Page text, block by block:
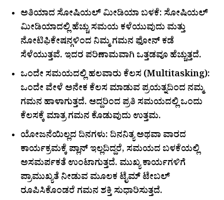
ಅತಿಯಾದ ಸೋಷಿಯಲ್ ಮೀಡಿಯಾ ಬಳಕೆ: ಸೋಷಿಯಲ್
ಮೀಡಿಯಾದಲ್ಲಿ ಹೆಚ್ಚು ಸಮಯ ಕಳೆಯುವುದು ಮತ್ತು
ನೋಟಿಫಿಕೇಷನ್ಗಳಿಂದ ನಿಮ್ಮ ಗಮನ ಫೋನ್ ಕಡೆ
ಸೆಳೆಯುತ್ತವೆ. ಇದರ ಪರಿಣಾಮವಾಗಿ ಒತ್ತಡವೂ ಹೆಚ್ಚುತ್ತದೆ.
ಒಂದೇ ಸಮಯದಲ್ಲಿ ಹಲವಾರು ಕೆಲಸ (Multitasking):
ಒಂದೇ ವೇಳೆ ಅನೇಕ ಕೆಲಸ ಮಾಡುವ ಪ್ರಯತ್ನದಿಂದ ನಮ್ಮ
ಗಮನ ಹಾಳಾಗುತ್ತದೆ. ಆದ್ದರಿಂದ ಪ್ರತಿ ಸಮಯದಲ್ಲಿ ಒಂದು
ಕೆಲಸಕ್ಕೆ ಮಾತ್ರ ಗಮನ ಕೊಡುವುದು ಉತ್ತಮ.
ಯೋಜನೆಯಿಲ್ಲದ ದಿನಗಳು: ದಿನನಿತ್ಯ ಅಥವಾ ವಾರದ
ಕಾರ್ಯಕ್ರಮಕ್ಕೆ ಪ್ಲಾನ್ ಇಲ್ಲದಿದ್ದರೆ, ಸಮಯದ ಬಳಕೆಯಲ್ಲಿ
ಅಸಮರ್ಪಕತೆ ಉಂಟಾಗುತ್ತದೆ. ಮುಖ್ಯ ಕಾರ್ಯಗಳಿಗೆ
ಪ್ರಾಮುಖ್ಯತೆ ನೀಡುವ ಮೂಲಕ ಟೈಮ್ ಟೇಬಲ್
ರೂಪಿಸಿಕೊಂಡರೆ ಗಮನ ಶಕ್ತಿ ಸುಧಾರಿಸುತ್ತದೆ.